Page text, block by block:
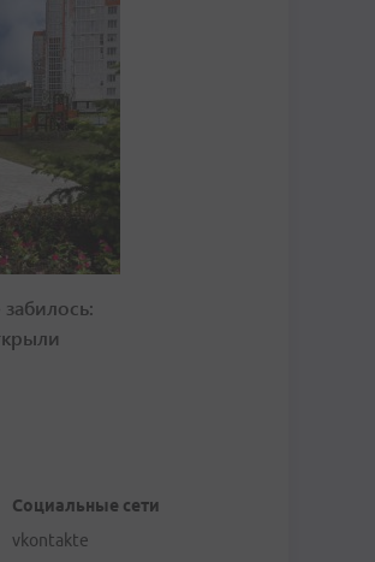
Социальные сети
vkontakte